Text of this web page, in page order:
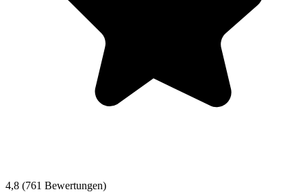
4,8 (761 Bewertungen)